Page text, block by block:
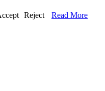
Reject Read More